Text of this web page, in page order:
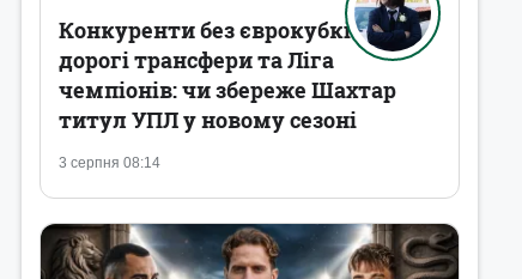
3 серпня 08:14
Конкуренти без єврокубків,
дорогі трансфери та Ліга
чемпіонів: чи збереже Шахтар
титул УПЛ у новому сезоні